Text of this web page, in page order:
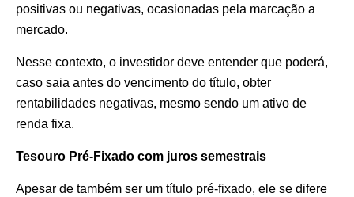
positivas ou negativas, ocasionadas pela marcação a
mercado.
Nesse contexto, o investidor deve entender que poderá,
caso saia antes do vencimento do título, obter
rentabilidades negativas, mesmo sendo um ativo de
renda fixa.
Tesouro Pré-Fixado com juros semestrais
Apesar de também ser um título pré-fixado, ele se difere